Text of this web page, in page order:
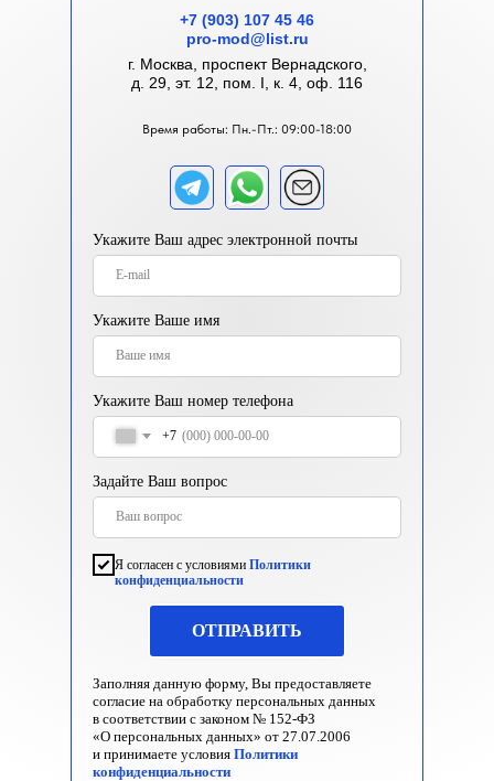
Время работы: Пн.-Пт.: 09:00-18:00
Укажите Ваш адрес электронной почты
Укажите Ваше имя
Укажите Ваш номер телефона
+7
Задайте Ваш вопрос
Я согласен с условиями Политики
конфиденциальности
ОТПРАВИТЬ
Заполняя данную форму, Вы предоставляете
согласие на обработку персональных данных
в соответствии с законом № 152-ФЗ
«О персональных данных» от 27.07.2006
и принимаете условия Политики
конфиденциальности
+7 (903) 107 45 46
pro-mod@list.ru
г. Москва, проспект Вернадского,
д. 29, эт. 12, пом. I, к. 4, оф. 116